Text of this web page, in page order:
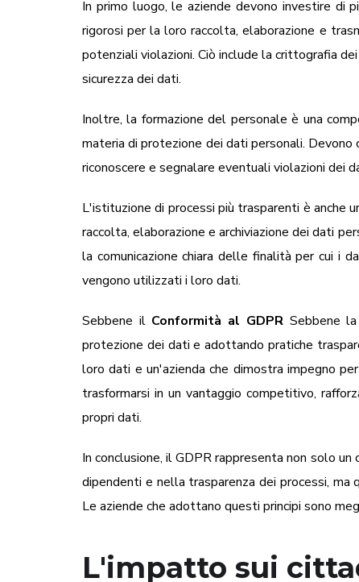
In primo luogo, le aziende devono investire di
rigorosi per la loro raccolta, elaborazione e
potenziali violazioni. Ciò include la crittografia
sicurezza dei dati.
Inoltre, la formazione del personale è una
materia di protezione dei dati personali.
riconoscere e segnalare eventuali violazioni dei
L'istituzione di processi più trasparenti è anche
raccolta, elaborazione e archiviazione dei dati
la comunicazione chiara delle finalità per cui i
vengono utilizzati i loro dati.
Sebbene il Conformità al GDPRSebbene la
protezione dei dati e adottando pratiche
loro dati e un'azienda che dimostra impegno
trasformarsi in un vantaggio competitivo,
propri dati.
In conclusione, il GDPR rappresenta non solo
dipendenti e nella trasparenza dei processi, ma
Le aziende che adottano questi principi sono
L'impatto sui